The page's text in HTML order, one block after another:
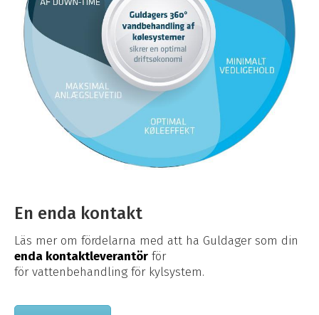
En enda kontakt
Läs mer om fördelarna med att ha Guldager som din
enda kontaktleverantör för
för vattenbehandling för kylsystem.